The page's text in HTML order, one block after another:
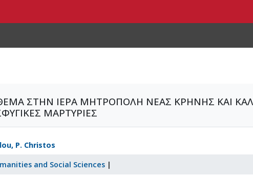
ΣΤΗΝ ΙΕΡΑ ΜΗΤΡΟΠΟΛΗ ΝΕΑΣ ΚΡΗΝΗΣ ΚΑΙ
ΜΑΡΤΥΡΙΕΣ
P. Christos
and Social Sciences |